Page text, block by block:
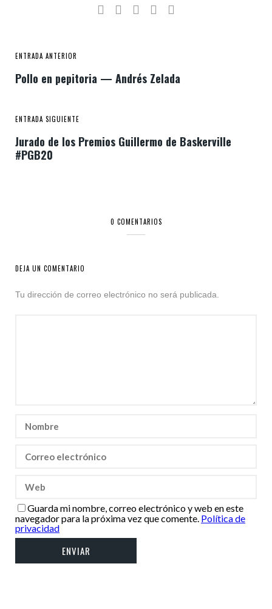
ENTRADA ANTERIOR
Pollo en pepitoria — Andrés Zelada
ENTRADA SIGUIENTE
Jurado de los Premios Guillermo de Baskerville
#PGB20
0 COMENTARIOS
DEJA UN COMENTARIO
Tu dirección de correo electrónico no será publicada.
Guarda mi nombre, correo electrónico y web en este
navegador para la próxima vez que comente. Política de
privacidad